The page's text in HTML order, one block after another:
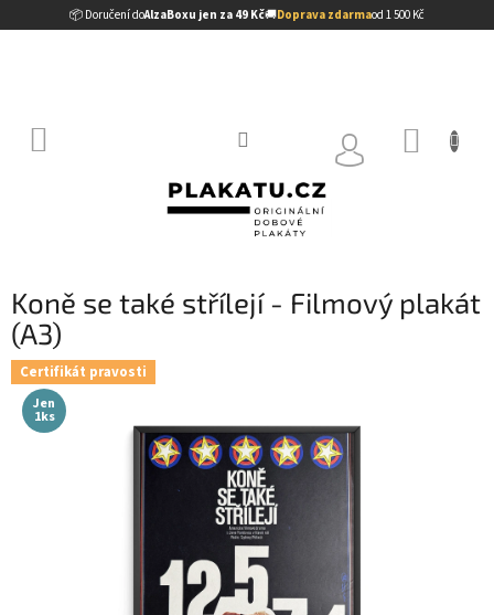
📦 Doručení doAlzaBoxu jen za 49 Kč🚚Doprava zdarmaod 1 500 Kč
na
Koně se také střílejí - Filmový plakát
(A3)
Certifikát pravosti
Jen
1ks